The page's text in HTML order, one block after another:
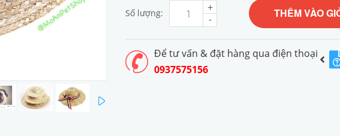
Số lượng: -
+ THÊM VÀO
Để tư vấn & đặt hàng qua điện thoại
0937575156